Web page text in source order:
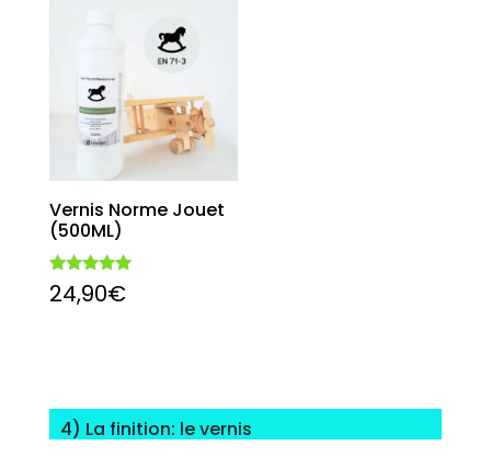
Vernis Norme Jouet
(500ML)
Note
4.94
24,90€
4) La finition: le vernis